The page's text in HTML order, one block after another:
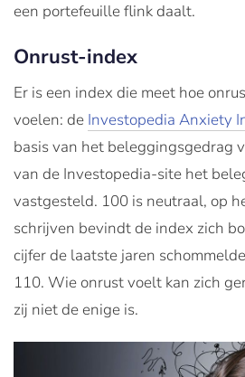
een portefeuille flink daalt.
Onrust-index
Er is een index die meet hoe
voelen: de Investopedia Anxiety
basis van het beleggingsgedrag
van de Investopedia-site het
vastgesteld. 100 is neutraal, op
schrijven bevindt de index zich
cijfer de laatste jaren
110. Wie onrust voelt kan zich
zij niet de enige is.